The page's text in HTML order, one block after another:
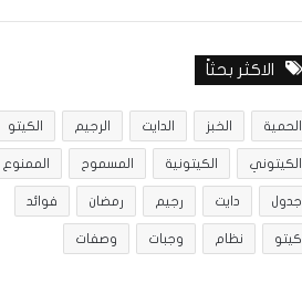
الاكثر بحثاً
الحمية الخبز الدايت الرجيم الكيتو
الكيتوني الكيتونية المسموح الممنوع
جدول دايت رجيم رمضان فوائد
كيتو نظام وجبات وصفات